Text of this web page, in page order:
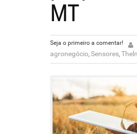
MT
Seja o primeiro a comentar!
agronegócio, Sensores,